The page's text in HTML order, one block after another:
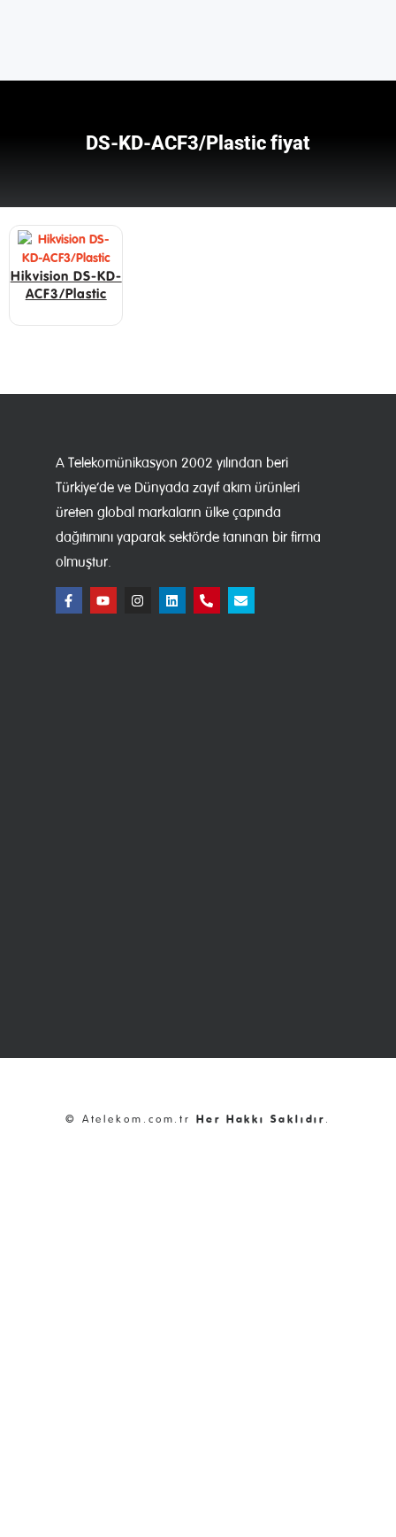
DS-KD-ACF3/Plastic fiyat
Hikvision DS-KD-
ACF3/Plastic
A Telekomünikasyon 2002 yılından beri
Türkiye’de ve Dünyada zayıf akım ürünleri
üreten global markaların ülke çapında
dağıtımını yaparak sektörde tanınan bir firma
olmuştur.
© Atelekom.com.trHer Hakkı Saklıdır .